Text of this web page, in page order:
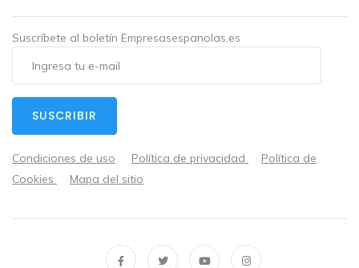
Suscríbete al boletín Empresasespanolas.es
Condiciones de uso Política de privacidad
Política de
Cookies
Mapa del sitio
SUSCRIBIR